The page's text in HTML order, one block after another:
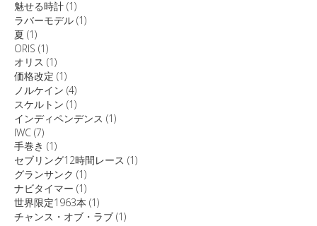
魅せる時計 (1)
ラバーモデル (1)
夏 (1)
ORIS (1)
オリス (1)
価格改定 (1)
ノルケイン (4)
スケルトン (1)
インディペンデンス (1)
IWC (7)
手巻き (1)
セブリング12時間レース (1)
グランサンク (1)
ナビタイマー (1)
世界限定1963本 (1)
チャンス・オブ・ラブ (1)